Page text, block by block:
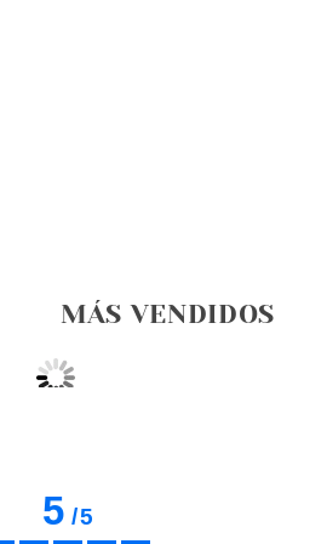
MÁS VENDIDOS
5/5